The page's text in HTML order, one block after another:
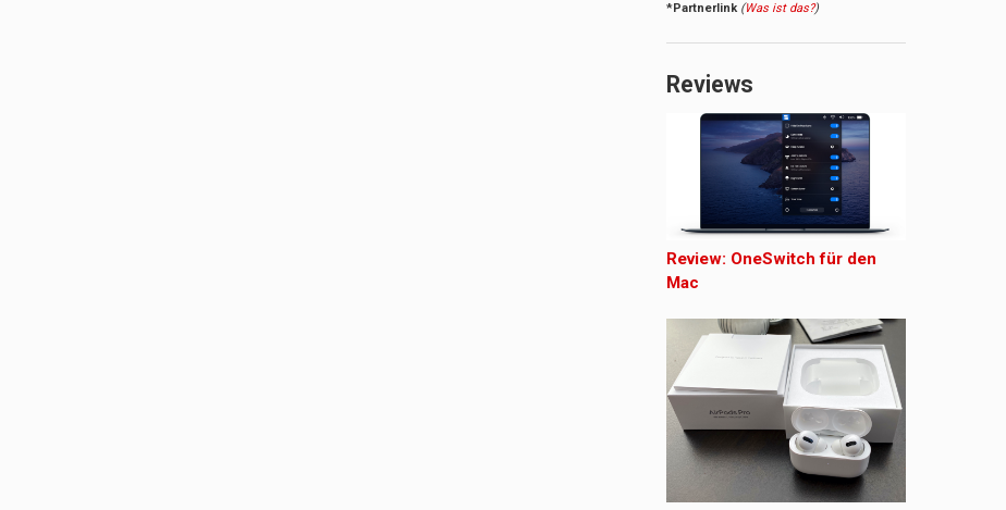
*Partnerlink (Was ist das?)
Reviews
Review: OneSwitch für den
Mac